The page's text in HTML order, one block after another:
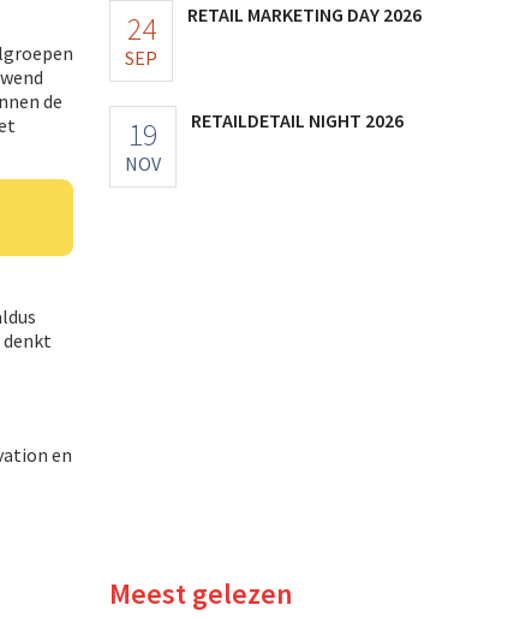
de
denkt
en
24
SEP
RETAIL MARKETING DAY 2026
19
NOV
RETAILDETAIL NIGHT 2026
Meest gelezen